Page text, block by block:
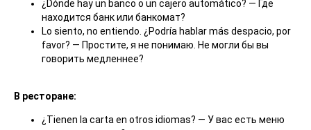
¿Dónde hay un banco o un cajero automático? — Где
находится банк или банкомат?
Lo siento, no entiendo. ¿Podría hablar más despacio, por
favor? — Простите, я не понимаю. Не могли бы вы
говорить медленнее?
В ресторане:
¿Tienen la carta en otros idiomas? — У вас есть меню